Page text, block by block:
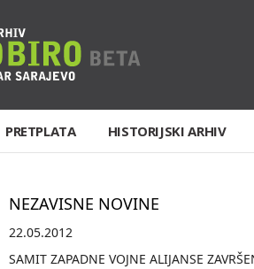
PRETPLATA HISTORIJSKI ARHIV
NEZAVISNE NOVINE
22.05.2012
SAMIT ZAPADNE VOJNE ALIJANSE